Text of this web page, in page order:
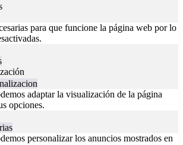
para que funcione la página web por lo
adaptar la visualización de la página
opciones.
personalizar los anuncios mostrados en